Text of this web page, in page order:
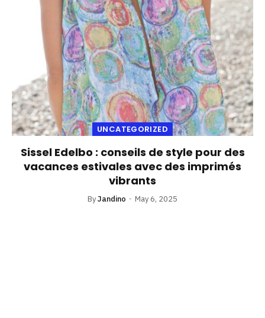
UNCATEGORIZED
Sissel Edelbo : conseils de style pour des
vacances estivales avec des imprimés
vibrants
ByJandino May 6, 2025